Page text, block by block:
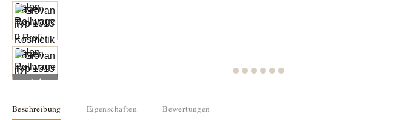
Beschreibung Eigenschaften Bewertungen